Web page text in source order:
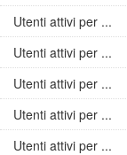
Utenti attivi per ...
Utenti attivi per ...
Utenti attivi per ...
Utenti attivi per ...
Utenti attivi per ...